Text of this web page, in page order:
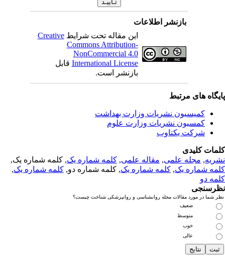
بازنشر اطلاعات
این مقاله تحت شرایطCreative
Commons Attribution-
NonCommercial 4.0
International Licenseقابل
بازنشر است.
های مرتبط
کمیسیون نشریات وزارت بهداشت
کمسیون نشریات وزارت علوم
شرکت یکتاوب
کلیدی
,مجله علمی, مقاله علمی, کلمه شماره یک, کلمه شماره یک,
شماره یک,کلمه شماره یک, کلمه شماره دو,کلمه شماره یک,
دو
شما در مورد مقالات مجله روانشناسی و روانپزشکی شناخت چیست؟
ضعیف
متوسط
خوب
عالی